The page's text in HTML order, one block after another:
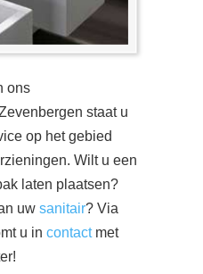
ons
staat u
op het gebied
Wilt u een
laten plaatsen?
uw sanitair? Via
u in contactmet